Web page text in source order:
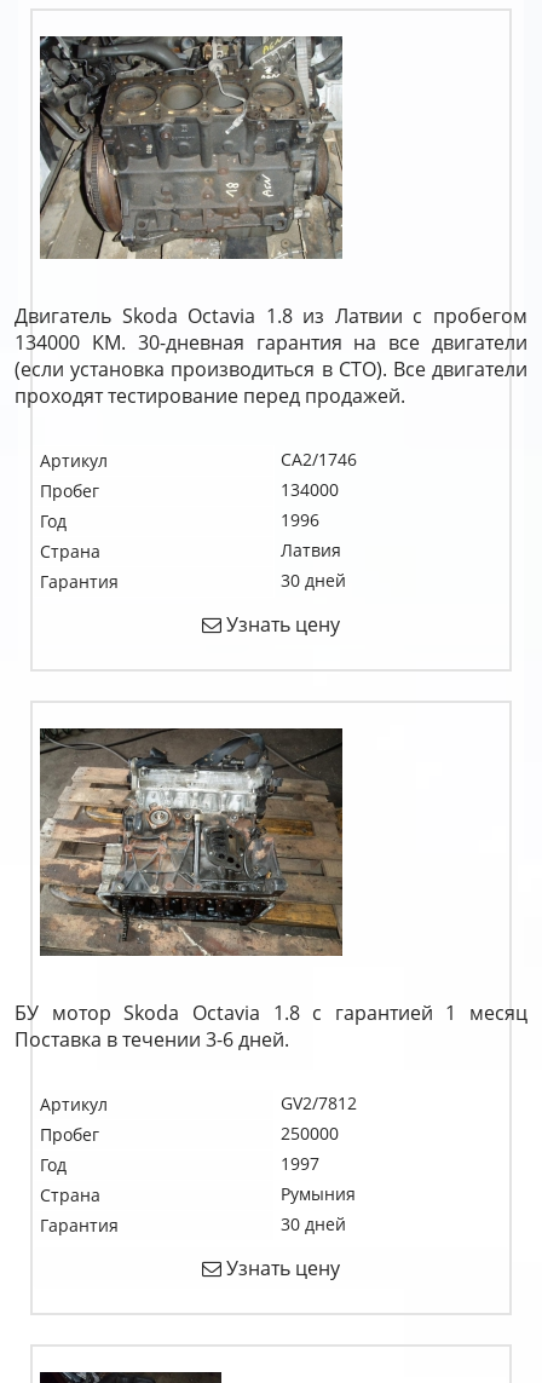
Двигатель Skoda Octavia 1.8 из Латвии с пробегом
134000 KM. 30-дневная гарантия на все двигатели
(если установка производиться в СТО). Все двигатели
проходят тестирование перед продажей.
Артикул
CA2/1746
Пробег
134000
Год
1996
Страна
Латвия
Гарантия
30 дней
Узнать цену
БУ мотор Skoda Octavia 1.8 c гарантией 1 месяц
Поставка в течении 3-6 дней.
Артикул
GV2/7812
Пробег
250000
Год
1997
Страна
Румыния
Гарантия
30 дней
Узнать цену